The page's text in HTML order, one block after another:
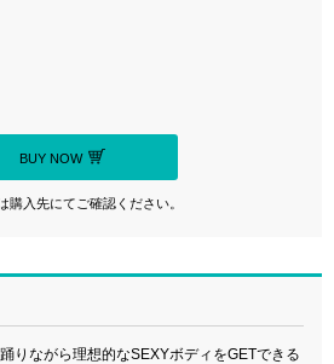
BUY NOW
購入先にてご確認ください。
りながら理想的なSEXYボディをGETできる